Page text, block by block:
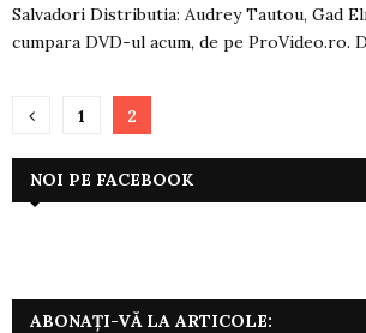
Salvadori Distributia: Audrey Tautou, Gad
cumpara DVD-ul acum, de pe ProVideo.ro.
Paginație
articole
1 2
NOI PE FACEBOOK
ABONAȚI-VĂ LA ARTICOLE: